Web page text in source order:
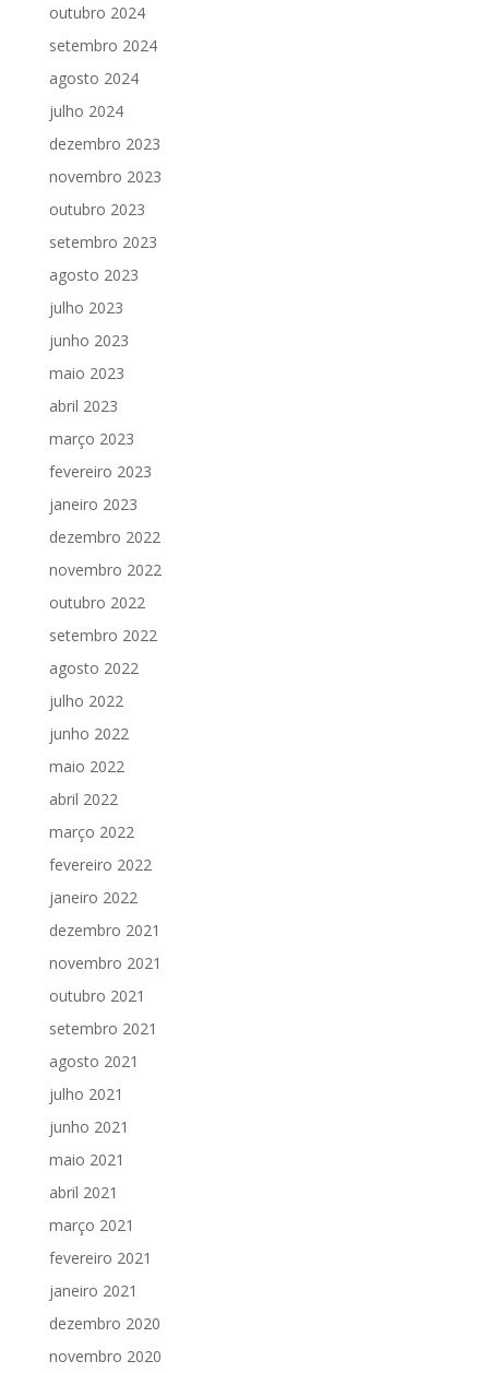
outubro 2024
setembro 2024
agosto 2024
julho 2024
dezembro 2023
novembro 2023
outubro 2023
setembro 2023
agosto 2023
julho 2023
junho 2023
maio 2023
abril 2023
março 2023
fevereiro 2023
janeiro 2023
dezembro 2022
novembro 2022
outubro 2022
setembro 2022
agosto 2022
julho 2022
junho 2022
maio 2022
abril 2022
março 2022
fevereiro 2022
janeiro 2022
dezembro 2021
novembro 2021
outubro 2021
setembro 2021
agosto 2021
julho 2021
junho 2021
maio 2021
abril 2021
março 2021
fevereiro 2021
janeiro 2021
dezembro 2020
novembro 2020